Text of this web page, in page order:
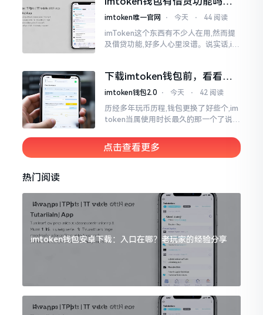
靠谱不靠谱一文说清楚
imtoken唯一官网 ⋅ 今天 ⋅ 44 阅读
imToken这个东西有不少人在用,然而提
及借贷功能,好多人心里没谱。说实话,im
议
下载imtoken钱包前，看看老
用户都咋说
imtoken钱包2.0 ⋅ 今天 ⋅ 42 阅读
历经多年玩币历程,钱包更换了好些个,im
token当属使用时长最久的那一个了说实
况
点击查看更多
热门阅读
imtoken钱包安卓下载：入口在哪？老玩家的经验分享